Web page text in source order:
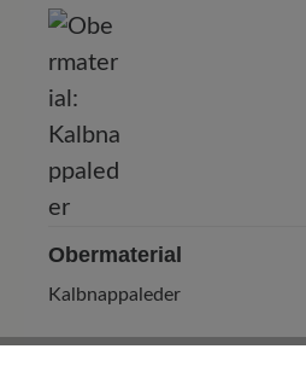
Obermaterial
Kalbnappaleder